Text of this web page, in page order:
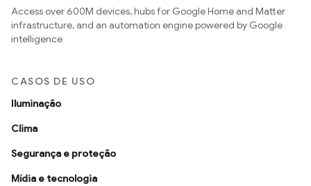
Access over 600M devices, hubs for Google Home and Matter
infrastructure, and an automation engine powered by Google
intelligence
CASOS DE USO
Iluminação
Clima
Segurança e proteção
Mídia e tecnologia